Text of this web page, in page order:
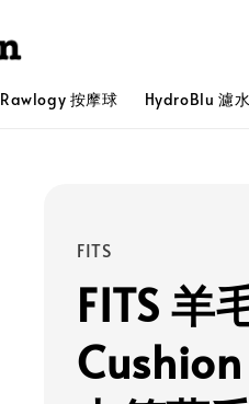
Rawlogy 按摩球 HydroBlu 濾
FITS
FITS 羊